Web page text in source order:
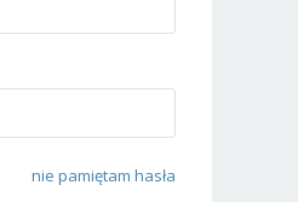
nie pamiętam hasła